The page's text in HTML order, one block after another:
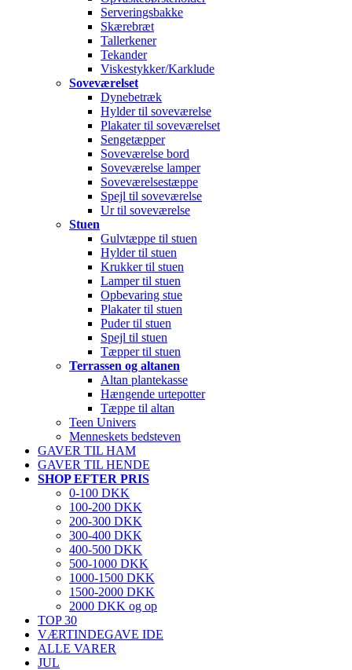
Serveringsbakke
Skærebræt
Tallerkener
Tekander
Viskestykker/Karklude
Soveværelset
Dynebetræk
Hylder til soveværelse
Plakater til soveværelset
Sengetæpper
Soveværelse bord
Soveværelse lamper
Soveværelsestæppe
Spejl til soveværelse
Ur til soveværelse
Stuen
Gulvtæppe til stuen
Hylder til stuen
Krukker til stuen
Lamper til stuen
Opbevaring stue
Plakater til stuen
Puder til stuen
Spejl til stuen
Tæpper til stuen
Terrassen og altanen
Altan plantekasse
Hængende urtepotter
Tæppe til altan
Teen Univers
Menneskets bedsteven
GAVER TIL HAM
GAVER TIL HENDE
SHOP EFTER PRIS
0-100 DKK
100-200 DKK
200-300 DKK
300-400 DKK
400-500 DKK
500-1000 DKK
1000-1500 DKK
1500-2000 DKK
2000 DKK og op
TOP 30
VÆRTINDEGAVE IDE
ALLE VARER
JUL